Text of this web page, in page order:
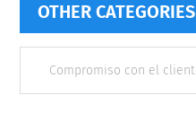
OTHER CATEGORIES
categories